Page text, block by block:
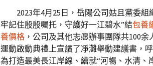
2023年4月25日，岳陽公司姑且黨委
牢記住殷殷囑托，守護好一江碧水”結包養
養價格 ，公司及其他志愿辦事團隊共100余
運動啟動典禮上宣讀了凈灘舉動建議書，
為打造最美長江岸線、繪就“河暢、水清